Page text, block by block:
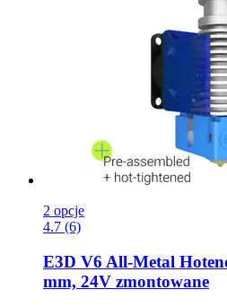
2 opcje
4.7 (6)
E3D V6 All-​Metal
mm, 24V zmontowane